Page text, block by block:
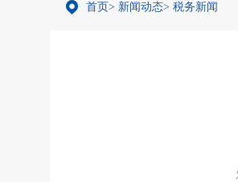
首页> 新闻动态> 税务新闻